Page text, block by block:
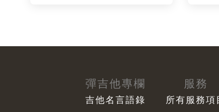
彈吉他專欄
吉他名言語錄
服務
所有服務項